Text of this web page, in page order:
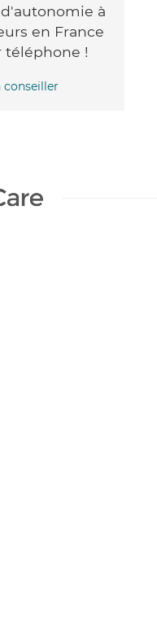
à
en France
téléphone !
conseiller